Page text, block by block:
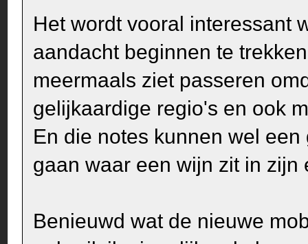
Het wordt vooral interessant
aandacht beginnen te
meermaals ziet passeren
gelijkaardige regio's en ook
En die notes kunnen wel
gaan waar een wijn zit in zijn
Benieuwd wat de nieuwe